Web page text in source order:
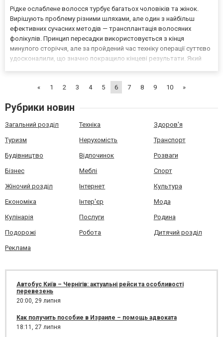
Рідке ослаблене волосся турбує багатьох чоловіків та жінок.
Вирішують проблему різними шляхами, але один з найбільш
ефективних сучасних методів — трансплантація волосяних
фолікулів. Принцип пересадки використовується з кінця
минулого сторіччя, але за пройдений час техніку операції суттєво
удосконалили, що значно покращило кінцеві результати. Який
«
1 2 3 4 5 6 7 8 9 10 »
Рубрики новин
Загальний розділ Техніка Здоров'я
Туризм Нерухомість Транспорт
Будівництво Відпочинок Розваги
Бізнес Меблі Спорт
Жіночий розділ Інтернет Культура
Економіка Інтер'єр Мода
Кулінарія Послуги Родина
Подорожі Робота Дитячий розділ
Реклама
Автобус Київ – Чернігів: актуальні рейси та особливості
перевезень
20:00, 29 липня
Как получить пособие в Израиле – помощь адвоката
18:11, 27 липня